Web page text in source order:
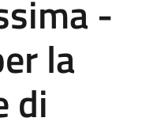
-
la
di